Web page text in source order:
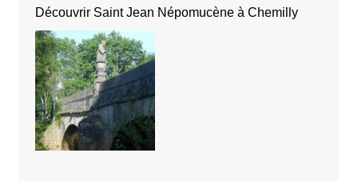
Découvrir Saint Jean Népomucène à Chemilly